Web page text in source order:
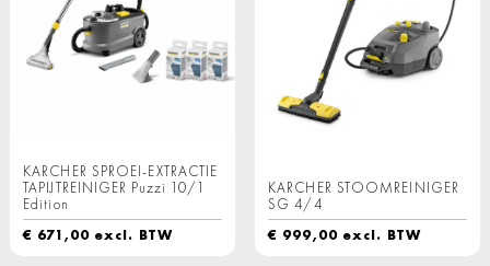
KARCHER SPROEI-EXTRACTIE
TAPIJTREINIGER Puzzi 10/1
Edition
€ 671,00excl. BTW
KARCHER STOOMREINIGER
SG 4/4
€ 999,00excl. BTW